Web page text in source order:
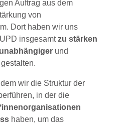
Auftrag aus dem
von
Dort haben wir uns
insgesamtzu stärken
unabhängiger und
wir die Struktur der
in der die
haben, um das